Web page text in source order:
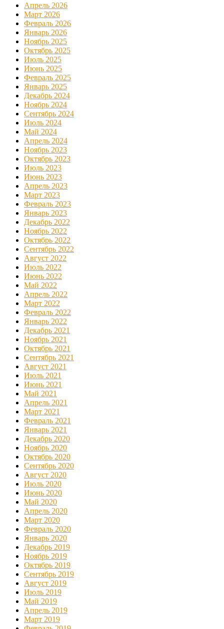
Апрель 2026
Март 2026
Февраль 2026
Январь 2026
Ноябрь 2025
Октябрь 2025
Июль 2025
Июнь 2025
Февраль 2025
Январь 2025
Декабрь 2024
Ноябрь 2024
Сентябрь 2024
Июль 2024
Май 2024
Апрель 2024
Ноябрь 2023
Октябрь 2023
Июль 2023
Июнь 2023
Апрель 2023
Март 2023
Февраль 2023
Январь 2023
Декабрь 2022
Ноябрь 2022
Октябрь 2022
Сентябрь 2022
Август 2022
Июль 2022
Июнь 2022
Май 2022
Апрель 2022
Март 2022
Февраль 2022
Январь 2022
Декабрь 2021
Ноябрь 2021
Октябрь 2021
Сентябрь 2021
Август 2021
Июль 2021
Июнь 2021
Май 2021
Апрель 2021
Март 2021
Февраль 2021
Январь 2021
Декабрь 2020
Ноябрь 2020
Октябрь 2020
Сентябрь 2020
Август 2020
Июль 2020
Июнь 2020
Май 2020
Апрель 2020
Март 2020
Февраль 2020
Январь 2020
Декабрь 2019
Ноябрь 2019
Октябрь 2019
Сентябрь 2019
Август 2019
Июль 2019
Май 2019
Апрель 2019
Март 2019